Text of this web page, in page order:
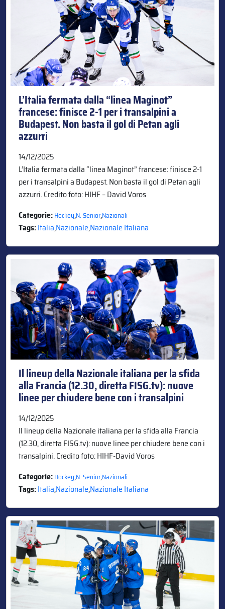
L’Italia fermata dalla “linea Maginot”
francese: finisce 2-1 per i transalpini a
Budapest. Non basta il gol di Petan agli
azzurri
14/12/2025
L’Italia fermata dalla “linea Maginot” francese: finisce 2-1
per i transalpini a Budapest. Non basta il gol di Petan agli
azzurri. Credito foto: HIHF – David Voros
Categorie:Hockey,N. Senior,Nazionali
Tags:Italia,Nazionale,Nazionale Italiana
Il lineup della Nazionale italiana per la sfida
alla Francia (12.30, diretta FISG.tv): nuove
linee per chiudere bene con i transalpini
14/12/2025
Il lineup della Nazionale italiana per la sfida alla Francia
(12.30, diretta FISG.tv): nuove linee per chiudere bene con i
transalpini. Credito foto: HIHF-David Voros
Categorie:Hockey,N. Senior,Nazionali
Tags:Italia,Nazionale,Nazionale Italiana